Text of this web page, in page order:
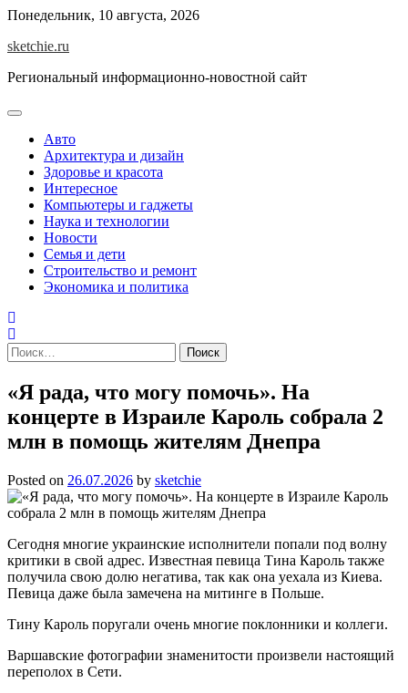
Skip
content
Понедельник, 10 августа, 2026
sketchie.ru
Региональный информационно-новостной сайт
Авто
Архитектура и дизайн
Здоровье и красота
Интересное
Компьютеры и гаджеты
Наука и технологии
Новости
Семья и дети
Строительство и ремонт
Экономика и политика
Найти:
«Я рада, что могу помочь». На
концерте в Израиле Кароль собрала 2
млн в помощь жителям Днепра
Posted on 26.07.2026 by sketchie
Сегодня многие украинские исполнители попали под волну
критики в свой адрес. Известная певица Тина Кароль также
получила свою долю негатива, так как она уехала из Киева.
Певица даже была замечена на митинге в Польше.
Тину Кароль поругали очень многие поклонники и коллеги.
Варшавские фотографии знаменитости произвели настоящий
переполох в Сети.